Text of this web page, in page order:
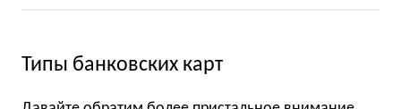
Типы банковских карт